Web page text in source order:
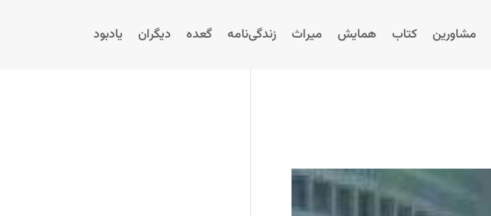
مشاورین کتاب همایش‌ میراث زندگی‌نامه گعده دیگران یادبود